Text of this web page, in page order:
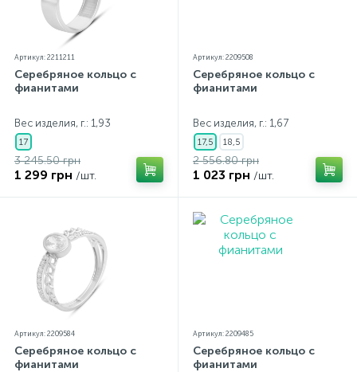
Артикул: 2211211
Серебряное кольцо с
фианитами
Вес изделия, г.: 1,93
17
3 245.50 грн
1 299 грн /шт.
Артикул: 2209508
Серебряное кольцо с
фианитами
Вес изделия, г.: 1,67
17,5 18,5
2 556.80 грн
1 023 грн /шт.
Артикул: 2209584
Серебряное кольцо с
фианитами
Артикул: 2209485
Серебряное кольцо с
фианитами